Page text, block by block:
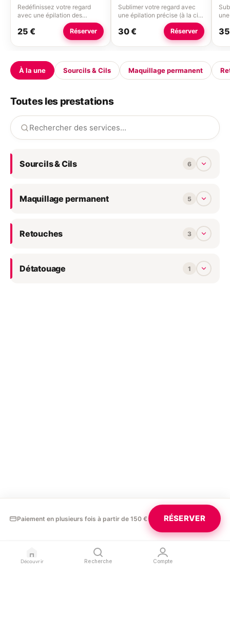
Découvrir Recherche Compte
Redéfinissez votre regard
avec une épilation des
sourcils précise (à la cire ou à
la pince à épiler) adaptée à
votre morphologie.
25 € Réserver
Sublimer votre regard avec
une épilation précise (à la cire
ou à la pince à épiler) et une
coloration sur mesure pour
des sourcils parfaitement
dessinés et harmonieux qui
L’épilation du duvet de la
lèvre : 5€
30 € Réserver
À la une Sourcils & Cils Maquillage permanent
Toutes les prestations
Sourcils & Cils 6
Maquillage permanent 5
Retouches 3
Détatouage 1
Paiement en plusieurs fois à partir de 150 € RÉSERVER